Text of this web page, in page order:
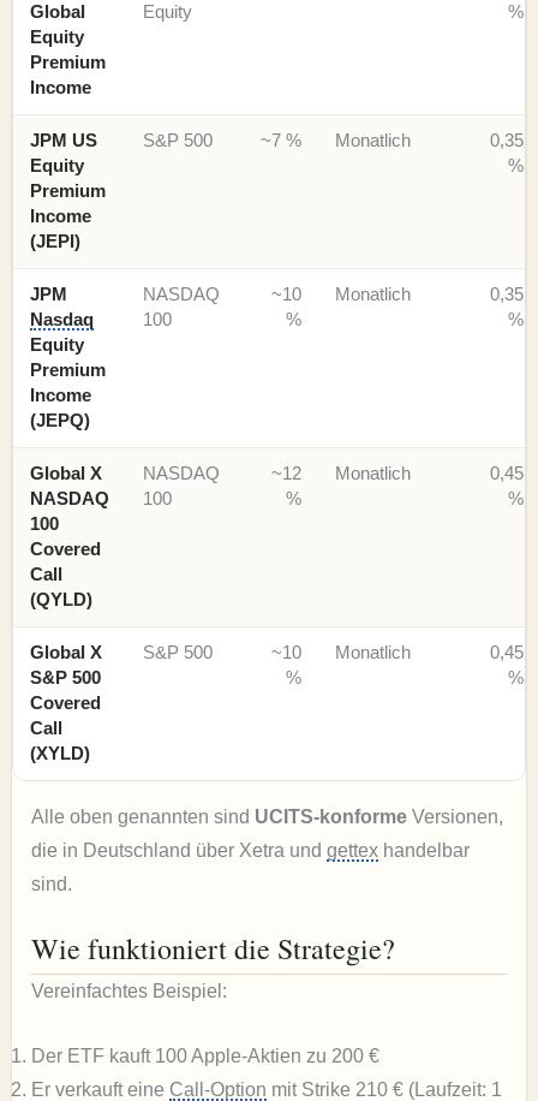
Global
Equity
Premium
Income
Equity
%
JPM US
Equity
Premium
Income
(JEPI)
S&P 500 ~7 % Monatlich
0,35
%
JPM
Nasdaq
Equity
Premium
Income
(JEPQ)
NASDAQ
100
~10
%
Monatlich
0,35
%
Global X
NASDAQ
100
Covered
Call
(QYLD)
NASDAQ
100
~12
%
Monatlich
0,45
%
Global X
S&P 500
Covered
Call
(XYLD)
S&P 500
~10
%
Monatlich
0,45
%
Alle oben genannten sind UCITS-konformeVersionen,
die in Deutschland über Xetra und gettexhandelbar
sind.
Wie funktioniert die Strategie?
Vereinfachtes Beispiel:
Der ETF kauft 100 Apple-Aktien zu 200 €
Er verkauft eine Call-Option mit Strike 210 € (Laufzeit: 1